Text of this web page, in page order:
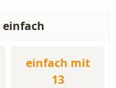
einfach
einfach mit
13